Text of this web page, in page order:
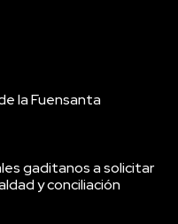
la Fuensanta
gaditanos a solicitar
y conciliación